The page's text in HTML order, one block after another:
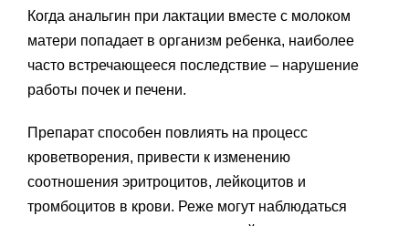
Когда анальгин при лактации вместе с молоком
матери попадает в организм ребенка, наиболее
часто встречающееся последствие – нарушение
работы почек и печени.
Препарат способен повлиять на процесс
кроветворения, привести к изменению
соотношения эритроцитов, лейкоцитов и
тромбоцитов в крови. Реже могут наблюдаться